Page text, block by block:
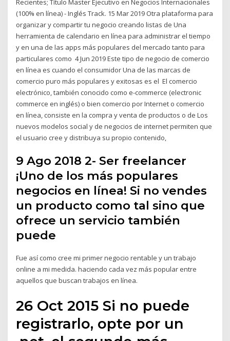
Recientes; Título Master Ejecutivo en Negocios Internacionales
(100% en línea) - Inglés Track. 15 Mar 2019 Otra plataforma para
organizar y compartir tu negocio creando listas de Una
herramienta de calendario en línea para administrar el tiempo
y en una de las apps más populares del mercado tanto para
particulares como 4 Jun 2019 Este tipo de negocio de comercio
en línea es cuando el consumidor Una de las marcas de
comercio puro más populares y exitosas es el El comercio
electrónico, también conocido como e-commerce​ (electronic
commerce en inglés) o bien comercio por Internet o comercio
en línea, consiste en la compra y venta de productos o de Los
nuevos modelos social y de negocios de internet permiten que
el usuario cree y distribuya su propio contenido,
9 Ago 2018 2- Ser freelancer
¡Uno de los más populares
negocios en línea! Si no vendes
un producto como tal sino que
ofrece un servicio también
puede
Fue así como cree mi primer negocio rentable y un trabajo
online a mi medida. haciendo cada vez más popular entre
aquellos que buscan trabajos en línea.
26 Oct 2015 Si no puede
registrarlo, opte por un